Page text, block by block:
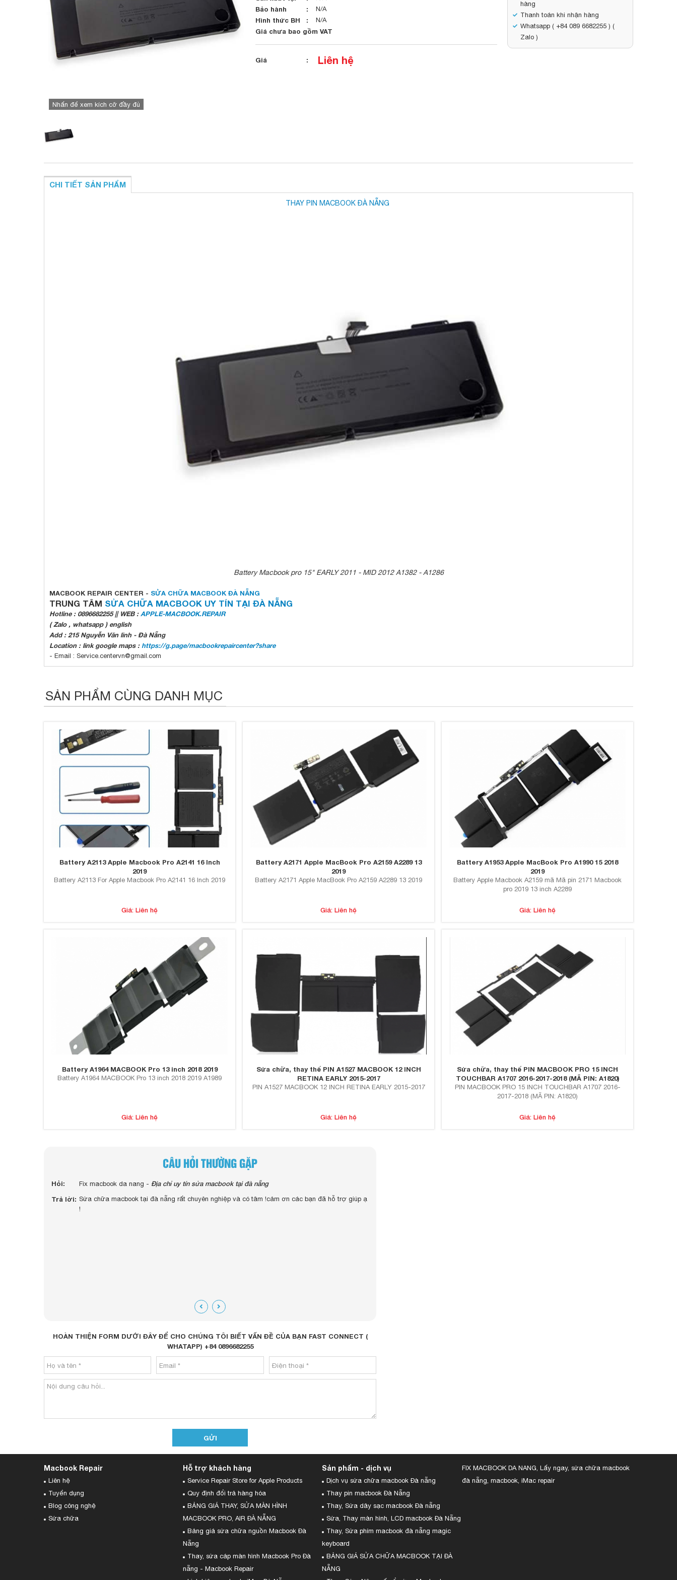
Nhấn để xem kích cỡ đầy đủ
Bảo hành N/A
Hình thức BH N/A
Giá chưa bao gồm VAT
Giá Liên hệ
hàng
Thanh toán khi nhận hàng
Whatsapp ( +84 089 6682255 ) (
Zalo )
CHI TIẾT SẢN PHẨM
THAY PIN MACBOOK ĐÀ NẴNG
Battery Macbook pro 15" EARLY 2011 - MID 2012 A1382 - A1286
MACBOOK REPAIR CENTER - SỬA CHỮA MACBOOK ĐÀ NẴNG
TRUNG TÂM SỬA CHỮA MACBOOK UY TÍN TẠI ĐÀ NẴNG
Hotline : 0896682255 || WEB :APPLE-MACBOOK.REPAIR
( Zalo , whatsapp ) english
Add : 215 Nguyễn Văn linh - Đà Nẵng
Location : link google maps :https://g.page/macbookrepaircenter?share
- Email : Service.centervn@gmail.com
SẢN PHẨM CÙNG DANH MỤC
Battery A2113 Apple Macbook Pro A2141 16 Inch
2019
Battery A2113 For Apple Macbook Pro A2141 16 Inch 2019
Giá: Liên hệ
Battery A2171 Apple MacBook Pro A2159 A2289 13
2019
Battery A2171 Apple MacBook Pro A2159 A2289 13 2019
Giá: Liên hệ
Battery A1953 Apple MacBook Pro A1990 15 2018
2019
Battery Apple Macbook A2159 mã Mã pin 2171 Macbook
pro 2019 13 inch A2289
Giá: Liên hệ
Battery A1964 MACBOOK Pro 13 inch 2018 2019
Battery A1964 MACBOOK Pro 13 inch 2018 2019 A1989
Giá: Liên hệ
Sửa chữa, thay thế PIN A1527 MACBOOK 12 INCH
RETINA EARLY 2015-2017
PIN A1527 MACBOOK 12 INCH RETINA EARLY 2015-2017
Giá: Liên hệ
Sửa chữa, thay thế PIN MACBOOK PRO 15 INCH
TOUCHBAR A1707 2016-2017-2018 (MÃ PIN: A1820)
PIN MACBOOK PRO 15 INCH TOUCHBAR A1707 2016-
2017-2018 (MÃ PIN: A1820)
Giá: Liên hệ
CÂU HỎI THƯỜNG GẶP
Hỏi: Fix macbook da nang - Địa chỉ uy tín sửa macbook tại đà nẵng
Trả lời: Sửa chữa macbook tại đà nẵng rất chuyên nghiệp và có tâm !cảm ơn các bạn đã hỗ trợ giúp ạ
!
Hỏi: macbook pro 2014 13 icnh của em bị chai pin thay mấy tiền anh ? -
Trả lời: Dạ AD sẽ liên hệ bạn qua số điện thoại ạ ! cảm ơn ban
HOÀN THIỆN FORM DƯỚI ĐÂY ĐỂ CHO CHÚNG TÔI BIẾT VẤN ĐỀ CỦA BẠN FAST CONNECT (
WHATAPP) +84 0896682255
Macbook Repair
Liên hệ
Tuyển dụng
Blog công nghệ
Sửa chữa
Hỗ trợ khách hàng
Service Repair Store for Apple Products
Quy định đổi trả hàng hóa
BẢNG GIÁ THAY, SỬA MÀN HÌNH
MACBOOK PRO, AIR ĐÀ NẴNG
Bảng giá sửa chữa nguồn Macbook Đà
Nẵng
Thay, sửa cáp màn hình Macbook Pro Đà
nẵng - Macbook Repair
Sản phẩm - dịch vụ
Dịch vụ sửa chữa macbook Đà nẵng
Thay pin macbook Đà Nẵng
Thay, Sửa dây sạc macbook Đà nẵng
Sửa, Thay màn hình, LCD macbook Đà Nẵng
Thay, Sửa phím macbook đà nẵng magic
keyboard
BẢNG GIÁ SỬA CHỮA MACBOOK TẠI ĐÀ
NẴNG
FIX MACBOOK DA NANG, Lấy ngay, sửa chữa macbook
đà nẵng, macbook, iMac repair